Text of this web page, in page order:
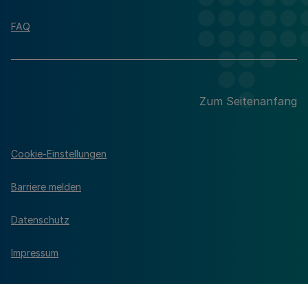
FAQ
Zum Seitenanfang
Cookie-Einstellungen
Barriere melden
Datenschutz
Impressum